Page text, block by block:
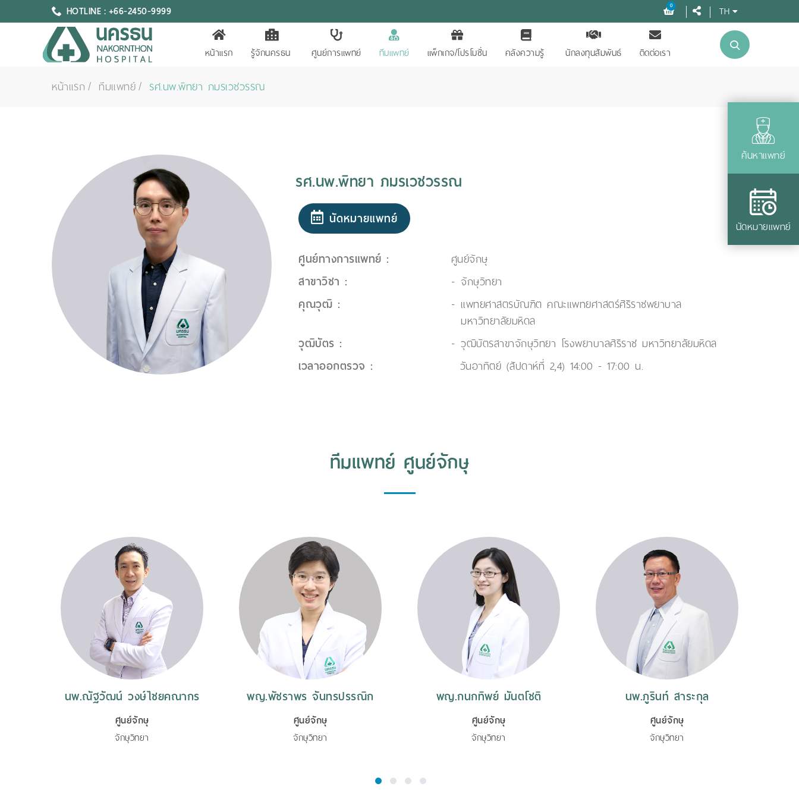
HOTLINE : +66-2450-9999 0 TH
หน้าแรก รู้จักนครธน ศูนย์การแพทย์ ทีมแพทย์ แพ็กเกจ/โปรโมชั่น คลังความรู้ นักลงทุนสัมพันธ์ ติดต่อเรา
ค้นหาแพทย์
นัดหมายแพทย์
หน้าแรก ทีมแพทย์ รศ.นพ.พิทยา ภมรเวชวรรณ
รศ.นพ.พิทยา ภมรเวชวรรณ
นัดหมายแพทย์
ศูนย์ทางการแพทย์ : ศูนย์จักษุ
สาขาวิชา : จักษุวิทยา
คุณวุฒิ :
แพทยศาสตรบัณฑิต คณะแพทยศาสตร์ศิริราชพยาบาล
มหาวิทยาลัยมหิดล
วุฒิบัตร : วุฒิบัตรสาขาจักษุวิทยา โรงพยาบาลศิริราช มหาวิทยาลัยมหิดล
เวลาออกตรวจ : วันอาทิตย์ (สัปดาห์ที่ 2,4) 14:00 - 17:00 น.
ทีมแพทย์ ศูนย์จักษุ
นพ.ณัฐวัฒน์ วงษ์ไชยคณากร
ศูนย์จักษุ
จักษุวิทยา
พญ.พัชราพร จันทรปรรณิก
ศูนย์จักษุ
จักษุวิทยา
พญ.กนกทิพย์ มันตโชติ
ศูนย์จักษุ
จักษุวิทยา
นพ.ภูรินท์ สาระกุล
ศูนย์จักษุ
จักษุวิทยา
1 2 3 4